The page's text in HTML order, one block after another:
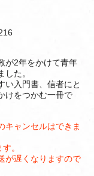
が2年をかけて青年
た。
い入門書、信者にと
けをつかむ一冊で
キャンセルはできま
。
が遅くなりますので